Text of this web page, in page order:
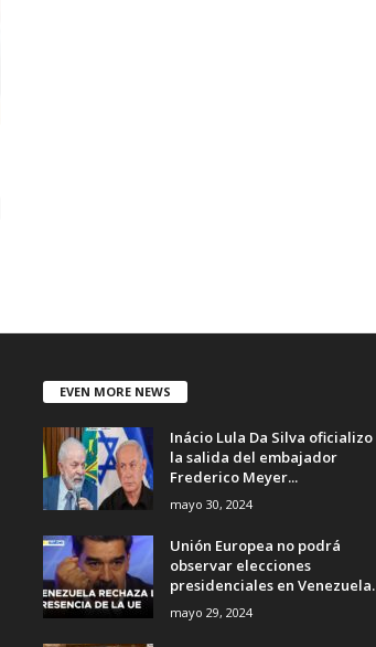
EVEN MORE NEWS
Inácio Lula Da Silva oficializo
la salida del embajador
Frederico Meyer...
mayo 30, 2024
Unión Europea no podrá
observar elecciones
presidenciales en Venezuela.
mayo 29, 2024